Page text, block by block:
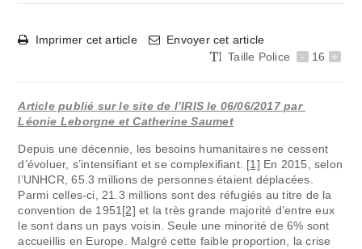
Imprimer cet article
Envoyer cet article
Taille Police
- 16 +
Article publié sur le site de l’IRIS le 06/06/2017 par
Léonie Leborgne et Catherine Saumet
Depuis une décennie, les besoins humanitaires ne cessent
d’évoluer, s’intensifiant et se complexifiant. [1] En 2015, selon
l’UNHCR, 65.3 millions de personnes étaient déplacées.
Parmi celles-ci, 21.3 millions sont des réfugiés au titre de la
convention de 1951 [2] et la très grande majorité d’entre eux
le sont dans un pays voisin. Seule une minorité de 6% sont
accueillis en Europe. Malgré cette faible proportion, la crise